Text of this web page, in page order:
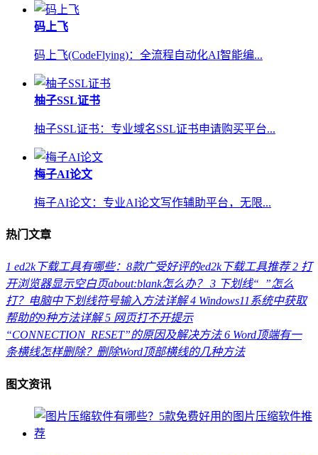
码上飞
码上飞(CodeFlying)：全流程自动化AI智能编...
柚子SSL证书
柚子SSL证书：专业域名SSL证书申请购买平台...
梅子AI论文
梅子AI论文：专业AI论文写作辅助平台，无限...
热门文章
1 ed2k下载工具有哪些：8款广受好评的ed2k下载工具推荐 2 打
开浏览器显示空白页about:blank怎么办？ 3 下划线“_”怎么
打？电脑中下划线符号输入方法详解 4 Windows11系统中获取
帮助的9种方法详解 5 网页打不开提示
“CONNECTION_RESET”的原因及解决方法 6 Word顶端有一
条横线怎样删除？删除Word顶部横线的几种方法
图文资讯